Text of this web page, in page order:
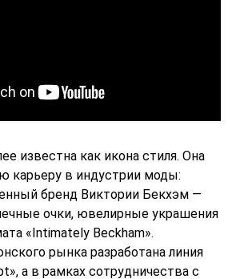
известна как икона стиля. Она
карьеру в индустрии моды:
бренд Виктории Бекхэм —
очки, ювелирные украшения
«Intimately Beckham».
рынка разработана линия
а в рамках сотрудничества с